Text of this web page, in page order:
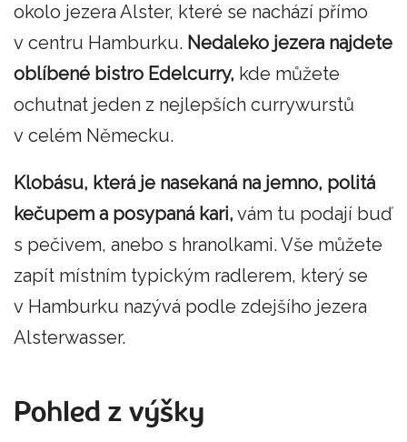
okolo jezera Alster, které se nachází přímo
v centru Hamburku. Nedaleko jezera najdete
oblíbené bistro Edelcurry, kde můžete
ochutnat jeden z nejlepších currywurstů
v celém Německu.
Klobásu, která je nasekaná na jemno, politá
kečupem a posypaná kari, vám tu podají buď
s pečivem, anebo s hranolkami. Vše můžete
zapít místním typickým radlerem, který se
v Hamburku nazývá podle zdejšího jezera
Alsterwasser.
Pohled z výšky